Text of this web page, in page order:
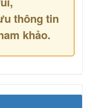
thông tin
khảo.